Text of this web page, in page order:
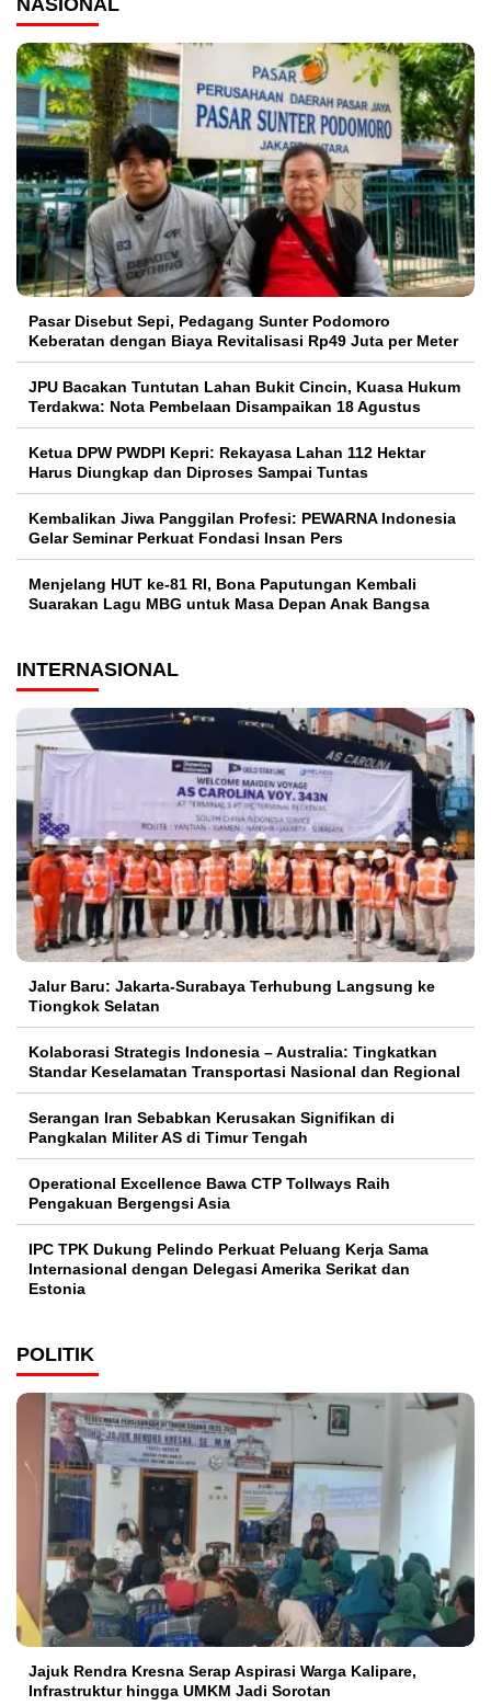
Pasar Disebut Sepi, Pedagang Sunter Podomoro
Keberatan dengan Biaya Revitalisasi Rp49 Juta per Meter
JPU Bacakan Tuntutan Lahan Bukit Cincin, Kuasa Hukum
Terdakwa: Nota Pembelaan Disampaikan 18 Agustus
Ketua DPW PWDPI Kepri: Rekayasa Lahan 112 Hektar
Harus Diungkap dan Diproses Sampai Tuntas
Kembalikan Jiwa Panggilan Profesi: PEWARNA Indonesia
Gelar Seminar Perkuat Fondasi Insan Pers
Menjelang HUT ke-81 RI, Bona Paputungan Kembali
Suarakan Lagu MBG untuk Masa Depan Anak Bangsa
INTERNASIONAL
Jalur Baru: Jakarta-Surabaya Terhubung Langsung ke
Tiongkok Selatan
Kolaborasi Strategis Indonesia – Australia: Tingkatkan
Standar Keselamatan Transportasi Nasional dan Regional
Serangan Iran Sebabkan Kerusakan Signifikan di
Pangkalan Militer AS di Timur Tengah
Operational Excellence Bawa CTP Tollways Raih
Pengakuan Bergengsi Asia
IPC TPK Dukung Pelindo Perkuat Peluang Kerja Sama
Internasional dengan Delegasi Amerika Serikat dan
Estonia
POLITIK
Jajuk Rendra Kresna Serap Aspirasi Warga Kalipare,
Infrastruktur hingga UMKM Jadi Sorotan